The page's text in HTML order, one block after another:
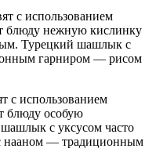
с использованием
блюду нежную кислинку
Турецкий шашлык с
гарниром — рисом
с использованием
блюду особую
с уксусом часто
нааном — традиционным